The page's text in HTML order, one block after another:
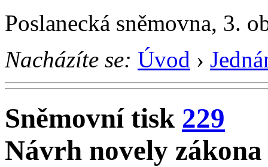
Poslanecká sněmovna, 3.
Nacházíte se: Úvod ›
Sněmovní tisk 229
Návrh novely zákona